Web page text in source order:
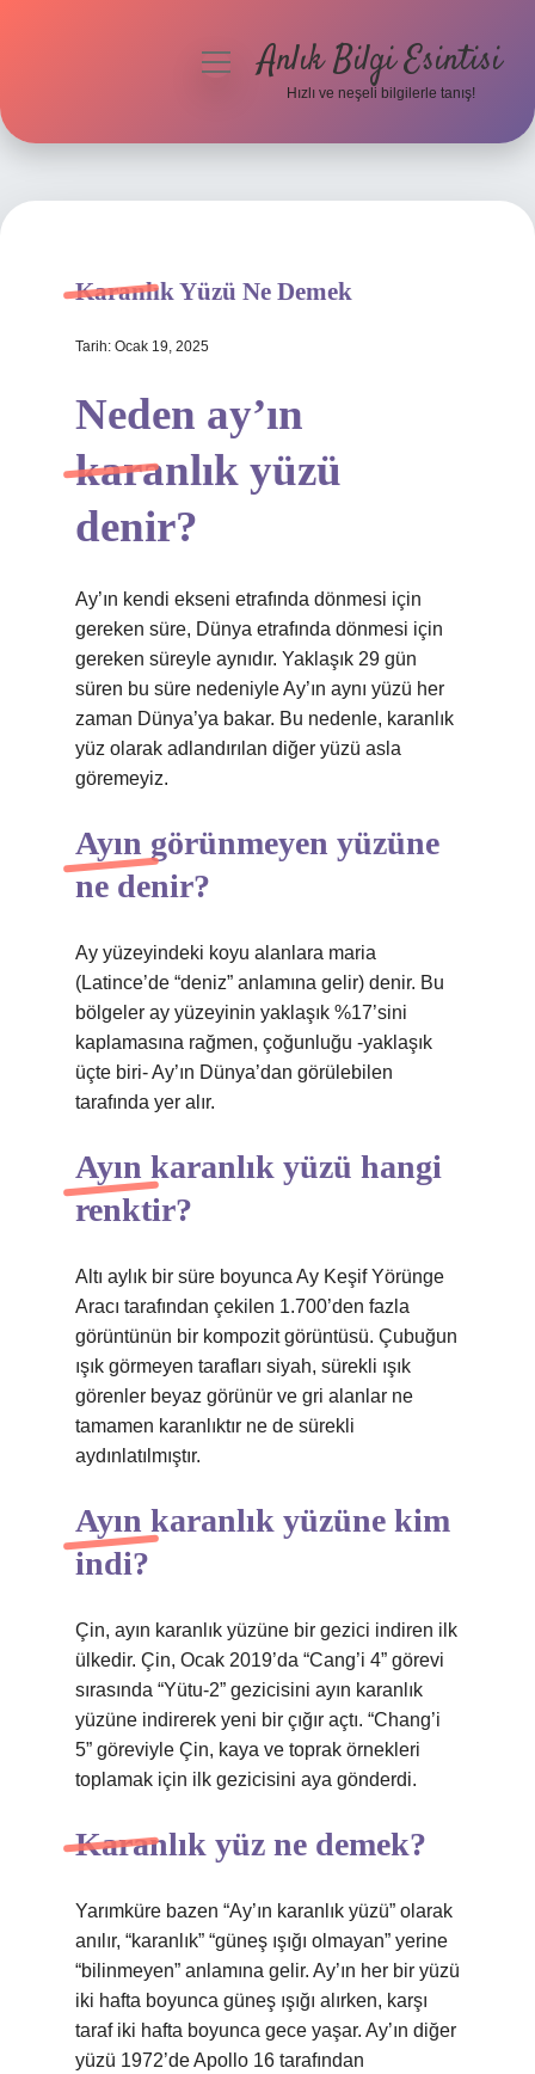
Hakkımızda
menüyüAnlık Bilgi Esintisi
Hızlı ve neşeli bilgilerle tanış!
Karanlık Yüzü Ne Demek
Tarih: Ocak 19, 2025
Neden ay’ın
karanlık yüzü
denir?
Ay’ın kendi ekseni etrafında dönmesi için
gereken süre, Dünya etrafında dönmesi için
gereken süreyle aynıdır. Yaklaşık 29 gün
süren bu süre nedeniyle Ay’ın aynı yüzü her
zaman Dünya’ya bakar. Bu nedenle, karanlık
yüz olarak adlandırılan diğer yüzü asla
göremeyiz.
Ayın görünmeyen yüzüne
ne denir?
Ay yüzeyindeki koyu alanlara maria
(Latince’de “deniz” anlamına gelir) denir. Bu
bölgeler ay yüzeyinin yaklaşık %17’sini
kaplamasına rağmen, çoğunluğu -yaklaşık
üçte biri- Ay’ın Dünya’dan görülebilen
tarafında yer alır.
Ayın karanlık yüzü hangi
renktir?
Altı aylık bir süre boyunca Ay Keşif Yörünge
Aracı tarafından çekilen 1.700’den fazla
görüntünün bir kompozit görüntüsü. Çubuğun
ışık görmeyen tarafları siyah, sürekli ışık
görenler beyaz görünür ve gri alanlar ne
tamamen karanlıktır ne de sürekli
aydınlatılmıştır.
Ayın karanlık yüzüne kim
indi?
Çin, ayın karanlık yüzüne bir gezici indiren ilk
ülkedir. Çin, Ocak 2019’da “Cang’i 4” görevi
sırasında “Yütu-2” gezicisini ayın karanlık
yüzüne indirerek yeni bir çığır açtı. “Chang’i
5” göreviyle Çin, kaya ve toprak örnekleri
toplamak için ilk gezicisini aya gönderdi.
Karanlık yüz ne demek?
Yarımküre bazen “Ay’ın karanlık yüzü” olarak
anılır, “karanlık” “güneş ışığı olmayan” yerine
“bilinmeyen” anlamına gelir. Ay’ın her bir yüzü
iki hafta boyunca güneş ışığı alırken, karşı
taraf iki hafta boyunca gece yaşar. Ay’ın diğer
yüzü 1972’de Apollo 16 tarafından